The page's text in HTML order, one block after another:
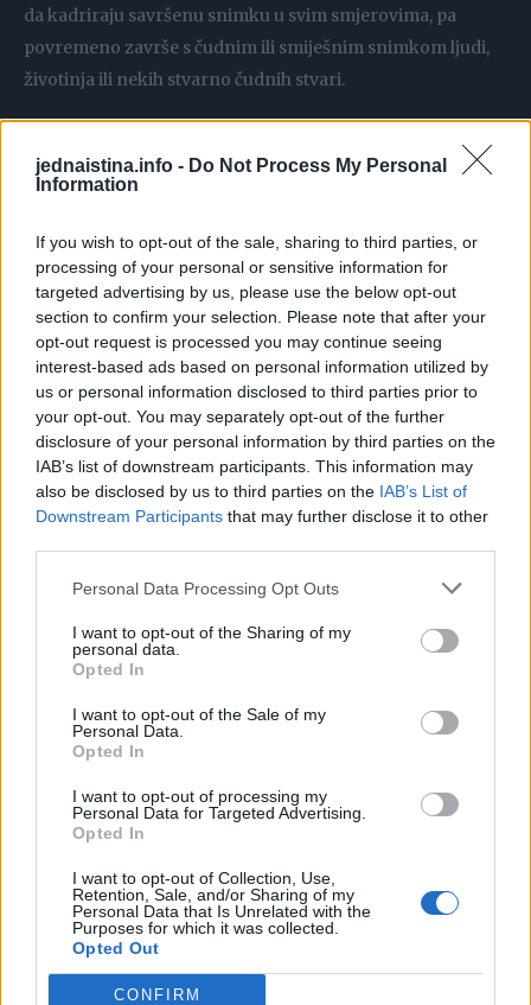
jednaistina.info - Do Not Process My Personal
Information
If you wish to opt-out of the sale, sharing to third parties, or
processing of your personal or sensitive information for
targeted advertising by us, please use the below opt-out
section to confirm your selection. Please note that after your
opt-out request is processed you may continue seeing
interest-based ads based on personal information utilized by
us or personal information disclosed to third parties prior to
your opt-out. You may separately opt-out of the further
disclosure of your personal information by third parties on the
IAB’s list of downstream participants. This information may
also be disclosed by us to third parties on the IAB’s List of
Downstream Participants that may further disclose it to other
Personal Data Processing Opt Outs
I want to opt-out of the Sharing of my
personal data.
Opted In
I want to opt-out of the Sale of my
Personal Data.
Opted In
I want to opt-out of processing my
Personal Data for Targeted Advertising.
Opted In
I want to opt-out of Collection, Use,
Retention, Sale, and/or Sharing of my
Personal Data that Is Unrelated with the
Purposes for which it was collected.
Opted Out
CONFIRM
da kadriraju savršenu snimku u svim smjerovima, pa
povremeno završe s čudnim ili smiješnim snimkom ljudi,
životinja ili nekih stvarno čudnih stvari.
Pronašli smo 30 fotografija životinja koje je Googleovo
vozilo uhvatilo u zanimljivim situacijama, na veliku zabavu
Credit:Google
Credit:Google
Credit:Google
Credit:Google
Credit:Google